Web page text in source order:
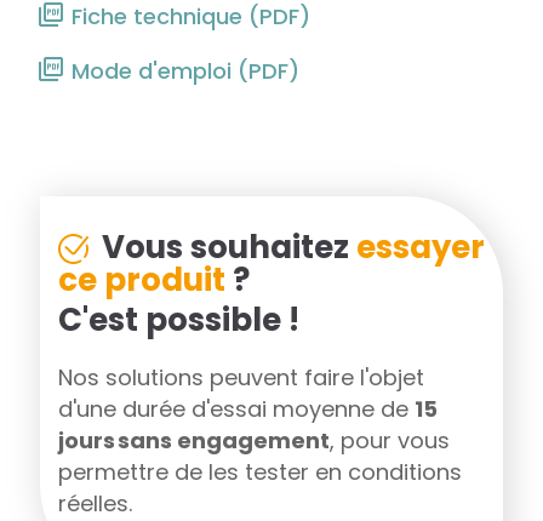
Fiche technique (PDF)
Mode d'emploi (PDF)
Vous souhaitez essayer
ce produit ?
C'est possible !
Nos solutions peuvent faire l'objet
d'une durée d'essai moyenne de 15
jours sans engagement, pour vous
permettre de les tester en conditions
réelles.